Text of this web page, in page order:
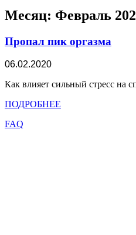
содержимому
Месяц: Февраль
Пропал пик оргазма
06.02.2020
Как влияет сильный стресс на
ПОДРОБНЕЕ
FAQ